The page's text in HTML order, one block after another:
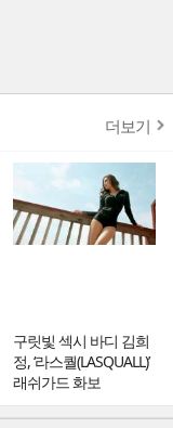
더보기
구릿빛 섹시 바디 김희
정, ‘라스퀄(LASQUALL)’
래쉬가드 화보